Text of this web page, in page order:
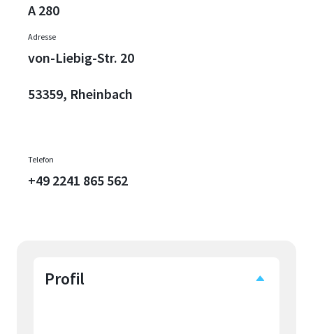
A 280
Adresse
von-Liebig-Str. 20
53359, Rheinbach
Telefon
+49 2241 865 562
Profil